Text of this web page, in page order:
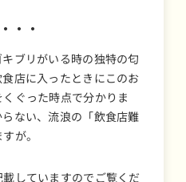
・・
ブリがいる時の独特の匂
店に入ったときにこのお
ぐった時点で分かりま
ない、流浪の「飲食店難
が。
していますのでご覧くだ